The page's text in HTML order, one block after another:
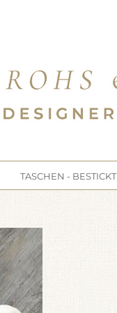
TASCHEN - BESTICKT